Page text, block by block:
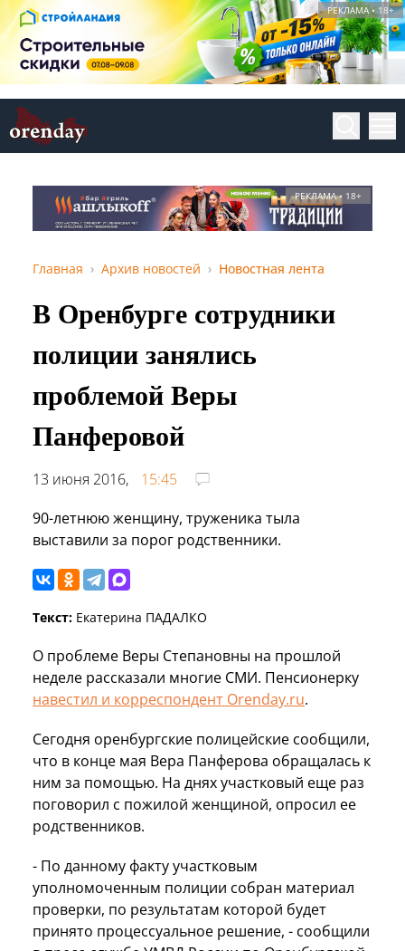
РЕКЛАМА • 18+
РЕКЛАМА • 18+
Главная Архив новостей Новостная лента
В Оренбурге сотрудники
полиции занялись
проблемой Веры
Панферовой
13 июня 2016,
15:45
90-летнюю женщину, труженика тыла
выставили за порог родственники.
Текст: Екатерина ПАДАЛКО
О проблеме Веры Степановны на прошлой
неделе рассказали многие СМИ. Пенсионерку
навестил и корреспондент Orenday.ru.
Сегодня оренбургские полицейские сообщили,
что в конце мая Вера Панферова обращалась к
ним за помощью. На днях участковый еще раз
поговорил с пожилой женщиной, опросил ее
родственников.
- По данному факту участковым
уполномоченным полиции собран материал
проверки, по результатам которой будет
принято процессуальное решение, - сообщили